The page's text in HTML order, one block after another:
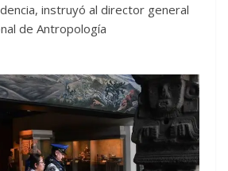
instruyó al director general
de Antropología